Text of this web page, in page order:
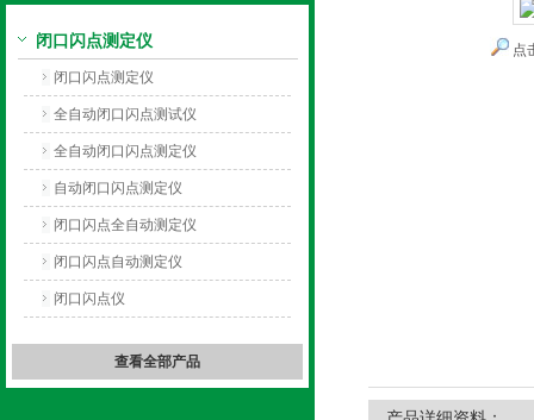
闭口闪点测定仪
闭口闪点测定仪
全自动闭口闪点测试仪
全自动闭口闪点测定仪
自动闭口闪点测定仪
闭口闪点全自动测定仪
闭口闪点自动测定仪
闭口闪点仪
查看全部产品
点